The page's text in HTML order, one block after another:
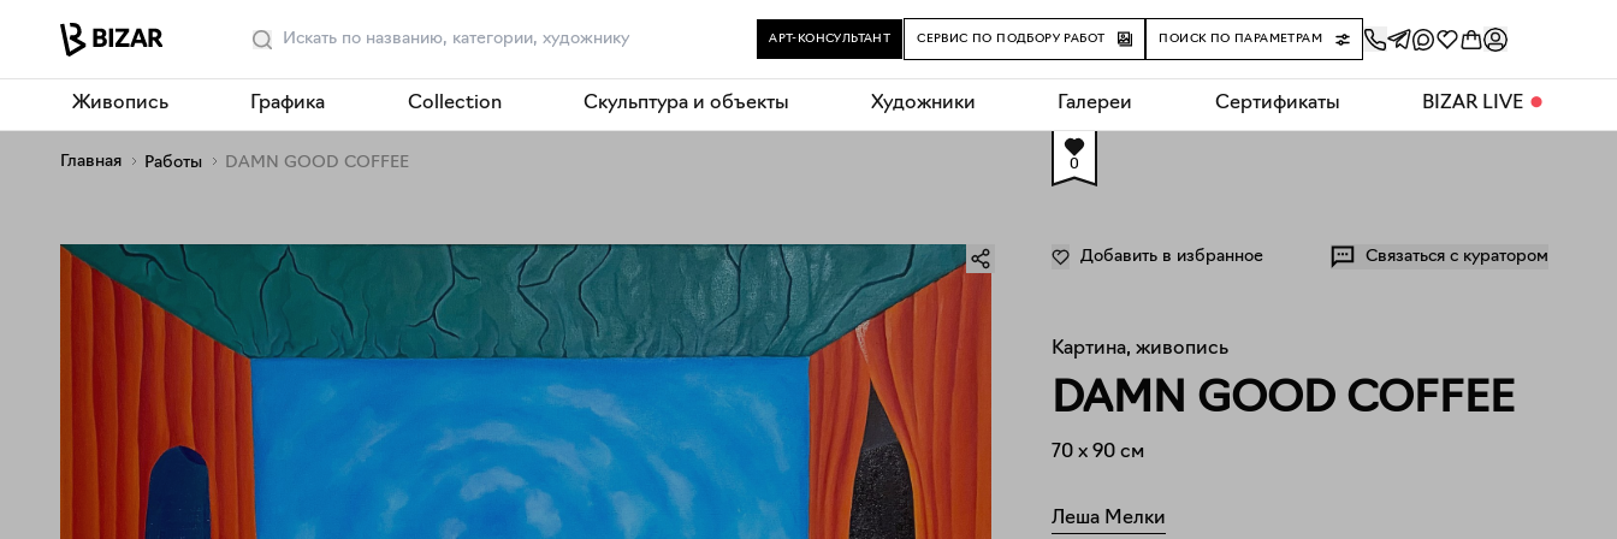
АРТ-КОНСУЛЬТАНТ СЕРВИС ПО ПОДБОРУ РАБОТ ПОИСК ПО ПАРАМЕТРАМ
Живопись Графика Collection Скульптура и объекты Художники Галереи Сертификаты BIZAR LIVE ⬤
Главная Работы DAMN GOOD COFFEE 0
Добавить в избранное Связаться с куратором
Картина, живопись
DAMN GOOD COFFEE
70 x 90 см
Леша Мелки